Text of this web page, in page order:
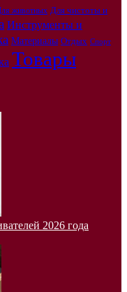
животных Для чистоты и
Инструменты и
Материалы Отдых Спорт
Товары
2026 года